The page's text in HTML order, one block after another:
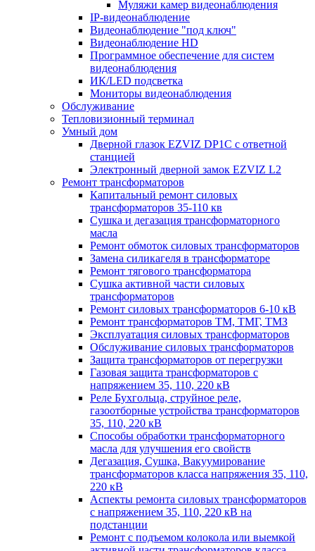
Муляжи камер видеонаблюдения
IP-видеонаблюдение
Видеонаблюдение "под ключ"
Видеонаблюдение HD
Программное обеспечение для систем
видеонаблюдения
ИК/LED подсветка
Мониторы видеонаблюдения
Обслуживание
Тепловизионный терминал
Умный дом
Дверной глазок EZVIZ DP1C с ответной
станцией
Электронный дверной замок EZVIZ L2
Ремонт трансформаторов
Капитальный ремонт силовых
трансформаторов 35-110 кв
Сушка и дегазация трансформаторного
масла
Ремонт обмоток силовых трансформаторов
Замена силикагеля в трансформаторе
Ремонт тягового трансформатора
Сушка активной части силовых
трансформаторов
Ремонт силовых трансформаторов 6-10 кВ
Ремонт трансформаторов ТМ, ТМГ, ТМЗ
Эксплуатация силовых трансформаторов
Обслуживание силовых трансформаторов
Защита трансформаторов от перегрузки
Газовая защита трансформаторов с
напряжением 35, 110, 220 кВ
Реле Бухгольца, струйное реле,
газоотборные устройства трансформаторов
35, 110, 220 кВ
Способы обработки трансформаторного
масла для улучшения его свойств
Дегазация, Сушка, Вакуумирование
трансформаторов класса напряжения 35, 110,
220 кВ
Аспекты ремонта силовых трансформаторов
с напряжением 35, 110, 220 кВ на
подстанции
Ремонт с подъемом колокола или выемкой